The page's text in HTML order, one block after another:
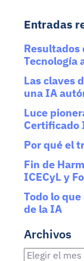
Entradas
Resultados
Tecnología
Las claves
una IA
Luce
Certificado
Por qué el
Fin de
ICECyL y
Todo lo
de la IA
Archivos